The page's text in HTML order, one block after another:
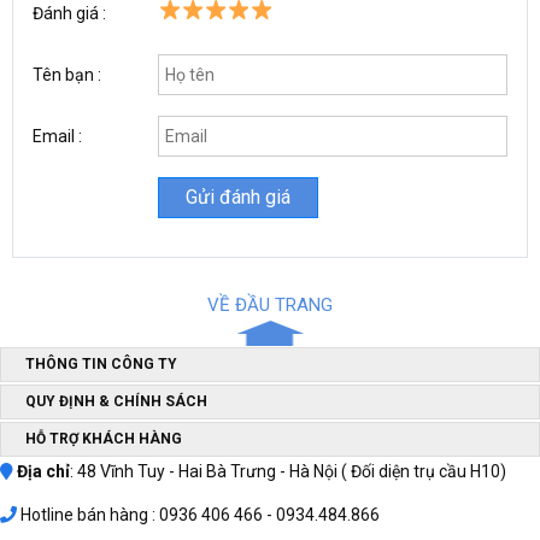
Máy khoan pin Makute CD026 LI-ONcó kiểu thiết kế gọn nhẹ với
khối lượng chỉ khoảng 1 kg cùng với chiều dài máy 18.5 cm, giúp
như tạo độ ma sát lớn cho việc cầm nắm được dễ dàng, chống
trơn trợt trong suốt quá trình khoan.
Địa chỉ mua máy khoan pin cầm tay Makute chính
hãng, giá rẻ nhất
Đánh giá :
Tên bạn :
Email :
VỀ ĐẦU TRANG
THÔNG TIN CÔNG TY
QUY ĐỊNH & CHÍNH SÁCH
HỖ TRỢ KHÁCH HÀNG
Địa chỉ: 48 Vĩnh Tuy - Hai Bà Trưng - Hà Nội ( Đối diện trụ cầu H10)
Hotline bán hàng : 0936 406 466 - 0934.484.866